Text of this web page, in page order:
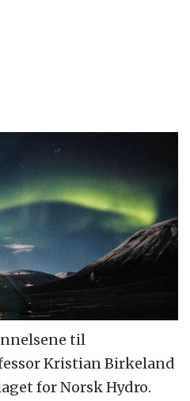
til
Kristian Birkeland
for Norsk Hydro.